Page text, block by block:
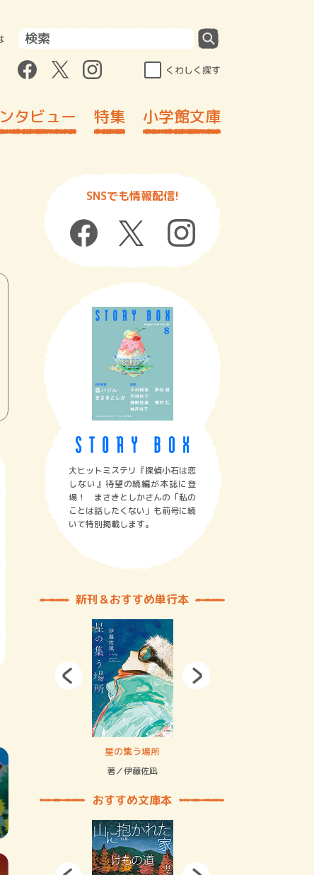
くわしく探す
タビュー 特集 小学館文庫
SNSでも情報配信!
大ヒットミステリ『探偵小石は恋
しない』待望の続編が本誌に登
場！ まさきとしかさんの「私の
ことは話したくない」も前号に続
いて特別掲載します。
新刊＆おすすめ単行本
の… 星の集う場所
著／伊藤佐凪
おすすめ文庫本